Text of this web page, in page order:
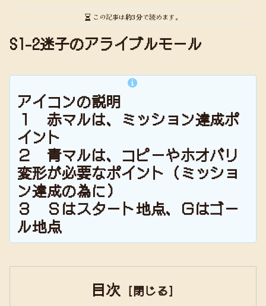
この記事は約3分で読めます。
S1-2迷子のアライブルモール
アイコンの説明
１ 赤マルは、ミッション達成ポ
イント
２ 青マルは、コピーやホオバリ
変形が必要なポイント（ミッショ
ン達成の為に）
３ Ｓはスタート地点、Ｇはゴー
ル地点
目次